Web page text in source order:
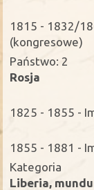
1815 - 1832/
(kongresowe)
Państwo: 2
Rosja
1825 - 1855 -
1855 - 1881 -
Kategoria
Liberia,